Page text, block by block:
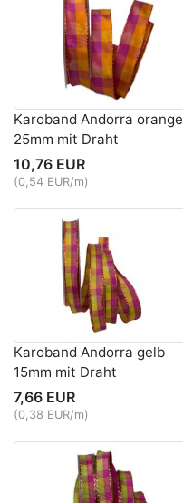
Karoband Andorra orange
25mm mit Draht
10,76 EUR
(0,54 EUR/m)
Karoband Andorra gelb
15mm mit Draht
7,66 EUR
(0,38 EUR/m)